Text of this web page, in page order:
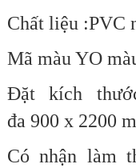
Chất liệu :PVC
Mã màu YO
Đặt kích
đa 900 x 2200
Có nhận làm